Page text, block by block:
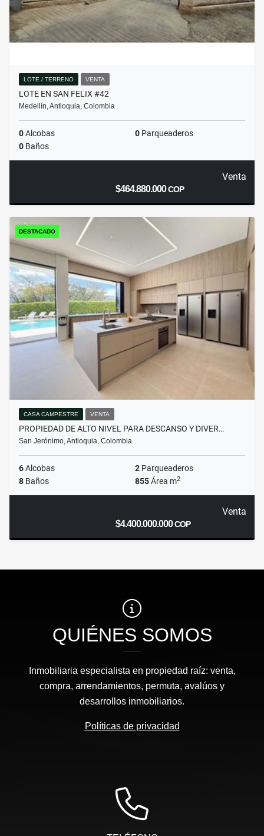
LOTE / TERRENO VENTA
LOTE EN SAN FELIX #42
Medellín, Antioquia, Colombia
0Alcobas 0 Parqueaderos
0 Baños
Venta
$464.880.000COP
DESTACADO
CASA CAMPESTRE VENTA
PROPIEDAD DE ALTO NIVEL PARA DESCANSO Y DIVER…
San Jerónimo, Antioquia, Colombia
6Alcobas 2 Parqueaderos
8 Baños 855Área m2
Venta
$4.400.000.000COP
QUIÉNES SOMOS
Inmobiliaria especialista en propiedad raíz: venta,
compra, arrendamientos, permuta, avalúos y
desarrollos inmobiliarios.
Políticas de privacidad